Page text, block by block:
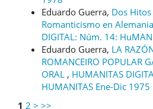
Eduardo Guerra, Dos
Romanticismo en Alemania
DIGITAL: Núm. 14:
Eduardo Guerra, LA
ROMANCEIRO POPULAR
ORAL , HUMANITAS
HUMANITAS Ene-Dic 1975
1 2 > >>